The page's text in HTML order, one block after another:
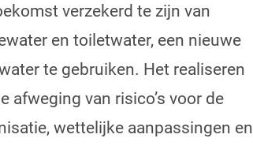
verzekerd te zijn van
en toiletwater, een nieuwe
te gebruiken. Het realiseren
afweging van risico’s voor de
wettelijke aanpassingen en